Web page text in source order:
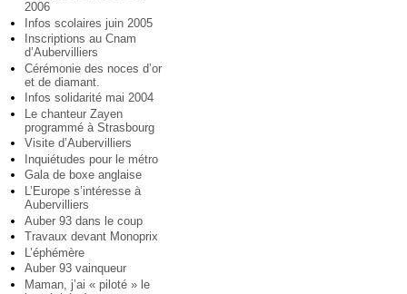
2006
Infos scolaires juin 2005
Inscriptions au Cnam
d’Aubervilliers
Cérémonie des noces d’or
et de diamant.
Infos solidarité mai 2004
Le chanteur Zayen
programmé à Strasbourg
Visite d’Aubervilliers
Inquiétudes pour le métro
Gala de boxe anglaise
L’Europe s’intéresse à
Aubervilliers
Auber 93 dans le coup
Travaux devant Monoprix
L’éphémère
Auber 93 vainqueur
Maman, j’ai « piloté » le